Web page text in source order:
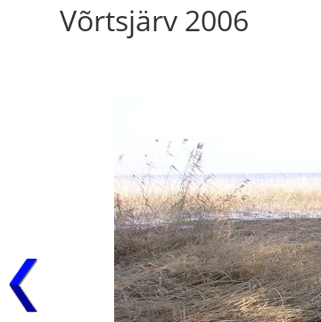
Võrtsjärv 2006